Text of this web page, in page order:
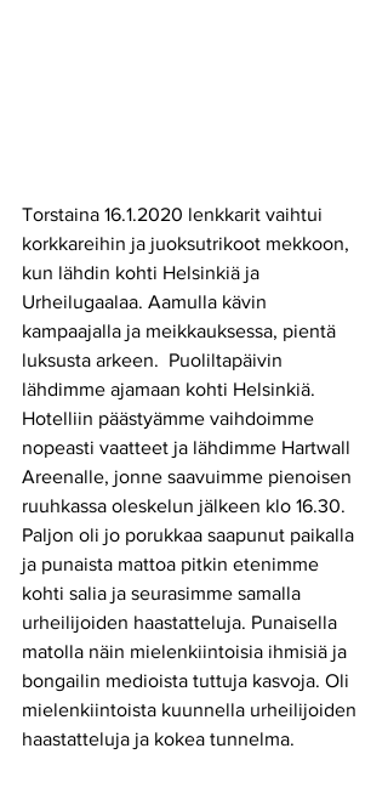
Torstaina 16.1.2020 lenkkarit vaihtui
korkkareihin ja juoksutrikoot mekkoon,
kun lähdin kohti Helsinkiä ja
Urheilugaalaa. Aamulla kävin
kampaajalla ja meikkauksessa, pientä
luksusta arkeen.  Puoliltapäivin
lähdimme ajamaan kohti Helsinkiä.
Hotelliin päästyämme vaihdoimme
nopeasti vaatteet ja lähdimme Hartwall
Areenalle, jonne saavuimme pienoisen
ruuhkassa oleskelun jälkeen klo 16.30.
Paljon oli jo porukkaa saapunut paikalla
ja punaista mattoa pitkin etenimme
kohti salia ja seurasimme samalla
urheilijoiden haastatteluja. Punaisella
matolla näin mielenkiintoisia ihmisiä ja
bongailin medioista tuttuja kasvoja. Oli
mielenkiintoista kuunnella urheilijoiden
haastatteluja ja kokea tunnelma.